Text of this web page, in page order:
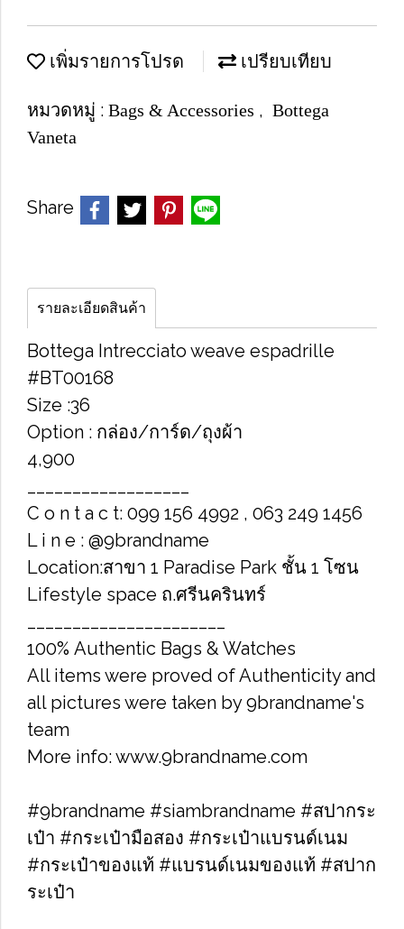
เพิ่มรายการโปรด เปรียบเทียบ
หมวดหมู่ : Bags & Accessories , Bottega
Vaneta
Share
รายละเอียดสินค้า
Bottega Intrecciato weave espadrille
#BT00168
Size :36
Option : กล่อง/การ์ด/ถุงผ้า
4,900
C o n t a c t: 099 156 4992 , 063 249 1456
L i n e : @9brandname
Location:สาขา 1 Paradise Park ชั้น 1 โซน
Lifestyle space ถ.ศรีนครินทร์
100% Authentic Bags & Watches
All items were proved of Authenticity and
all pictures were taken by 9brandname's
team
More info: www.9brandname.com
#9brandname #siambrandname #สปากระ
เป๋า #กระเป๋ามือสอง #กระเป๋าแบรนด์เนม
#กระเป๋าของแท้ #แบรนด์เนมของแท้ #สปาก
ระเป๋า